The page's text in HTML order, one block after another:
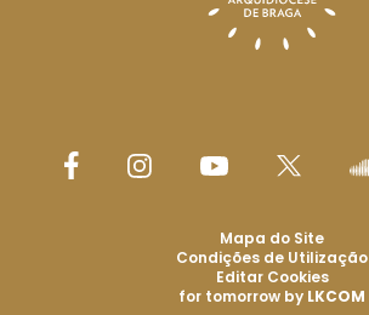
Mapa do Site
Condições de Utilização
Editar Cookies
for tomorrow by LKCOM